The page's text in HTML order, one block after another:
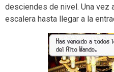
desciendes de nivel. Una vez
escalera hasta llegar a la